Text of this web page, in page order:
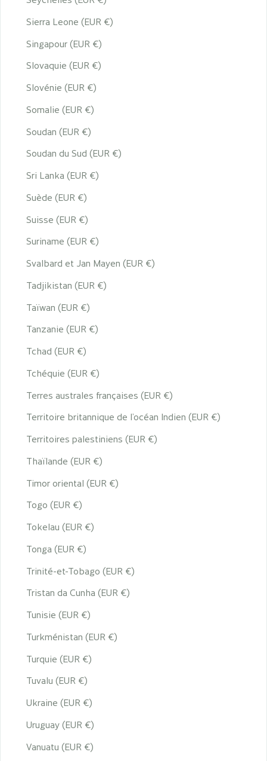
Sierra Leone (EUR €)
Singapour (EUR €)
Slovaquie (EUR €)
Slovénie (EUR €)
Somalie (EUR €)
Soudan (EUR €)
Soudan du Sud (EUR €)
Sri Lanka (EUR €)
Suède (EUR €)
Suisse (EUR €)
Suriname (EUR €)
Svalbard et Jan Mayen (EUR €)
Tadjikistan (EUR €)
Taïwan (EUR €)
Tanzanie (EUR €)
Tchad (EUR €)
Tchéquie (EUR €)
Terres australes françaises (EUR €)
Territoire britannique de l’océan Indien (EUR €)
Territoires palestiniens (EUR €)
Thaïlande (EUR €)
Timor oriental (EUR €)
Togo (EUR €)
Tokelau (EUR €)
Tonga (EUR €)
Trinité-et-Tobago (EUR €)
Tristan da Cunha (EUR €)
Tunisie (EUR €)
Turkménistan (EUR €)
Turquie (EUR €)
Tuvalu (EUR €)
Ukraine (EUR €)
Uruguay (EUR €)
Vanuatu (EUR €)